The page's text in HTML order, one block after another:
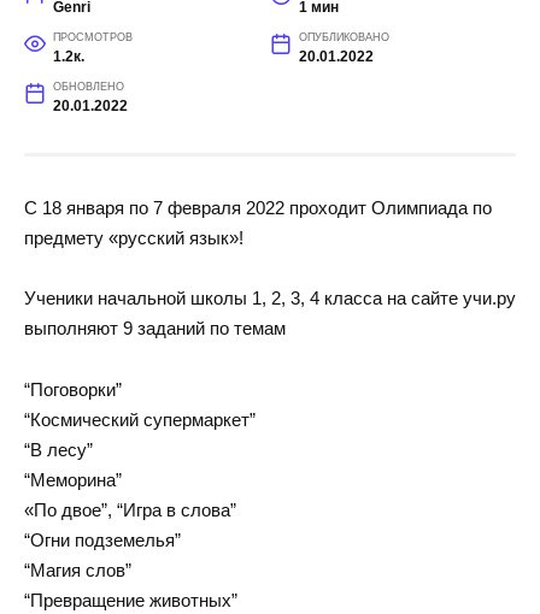
Genri 1 мин
ПРОСМОТРОВ
1.2к.
ОПУБЛИКОВАНО
20.01.2022
ОБНОВЛЕНО
20.01.2022
С 18 января по 7 февраля 2022 проходит Олимпиада по
предмету «русский язык»!
Ученики начальной школы 1, 2, 3, 4 класса на сайте учи.ру
выполняют 9 заданий по темам
“Поговорки”
“Космический супермаркет”
“В лесу”
“Меморина”
«По двое”, “Игра в слова”
“Огни подземелья”
“Магия слов”
“Превращение животных”